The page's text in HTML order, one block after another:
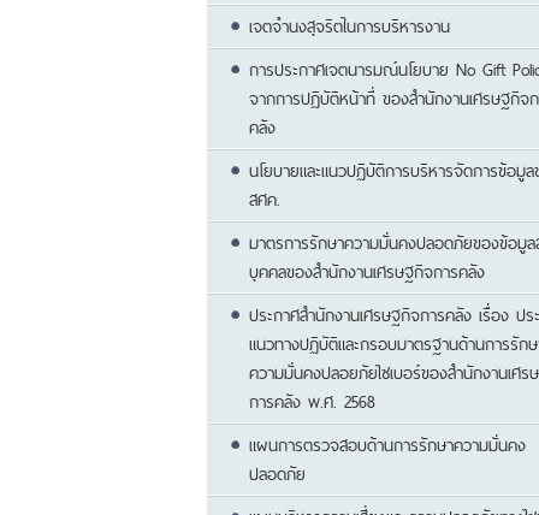
เจตจำนงสุจริตในการบริหารงาน
การประกาศเจตนารมณ์นโยบาย No Gift
จากการปฏิบัติหน้าที่ ของสำนักงานเศรษฐกิจ
คลัง
นโยบายและแนวปฏิบัติการบริหารจัดการข้อมู
สศค.
มาตรการรักษาความมั่นคงปลอดภัยของข้อมู
บุคคลของสำนักงานเศรษฐกิจการคลัง
ประกาศสำนักงานเศรษฐกิจการคลัง เรื่อง ปร
แนวทางปฏิบัติและกรอบมาตรฐานด้านการรัก
ความมั่นคงปลอยภัยไซเบอร์ของสำนักงานเศร
การคลัง พ.ศ. 2568
แผนการตรวจสอบด้านการรักษาความมั่นคง
ปลอดภัย